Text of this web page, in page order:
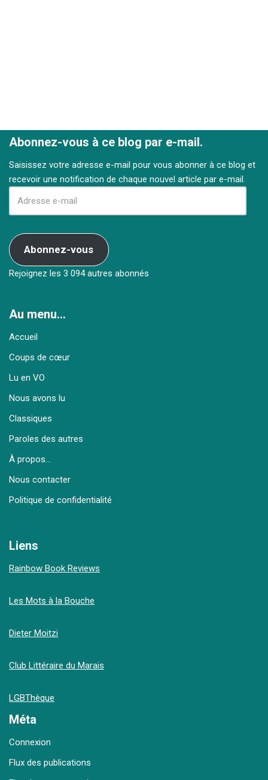
Abonnez-vous à ce blog par e-mail.
Saisissez votre adresse e-mail pour vous abonner à ce blog et
recevoir une notification de chaque nouvel article par e-mail.
Abonnez-vous
Rejoignez les 3 094 autres abonnés
Au menu…
Accueil
Coups de cœur
Lu en VO
Nous avons lu
Classiques
Paroles des autres
À propos…
Nous contacter
Politique de confidentialité
Liens
Rainbow Book Reviews
Les Mots à la Bouche
Dieter Moitzi
Club Littéraire du Marais
LGBThèque
Méta
Connexion
Flux des publications